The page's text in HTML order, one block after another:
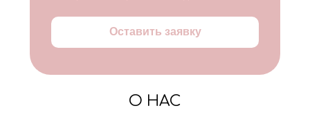
Оставить заявку
О НАС